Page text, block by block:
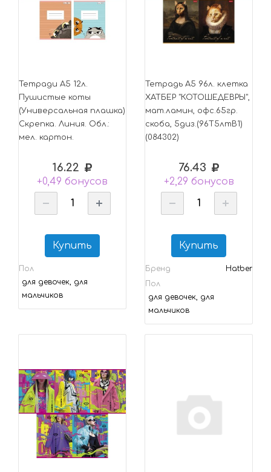
Тетради А5 12л.
Пушистые коты
(Универсальная плашка)
Скрепка. Линия. Обл.:
мел. картон.
16.22
+0,49 бонусов
Купить
Пол
для девочек, для
мальчиков
Тетрадь А5 96л. клетка
ХАТБЕР "КОТОШЕДЕВРЫ",
мат.ламин, офс.65гр.
скоба, 5диз.(96Т5лтВ1)
(084302)
76.43
+2,29 бонусов
Купить
Бренд
Hatber
Пол
для девочек, для
мальчиков